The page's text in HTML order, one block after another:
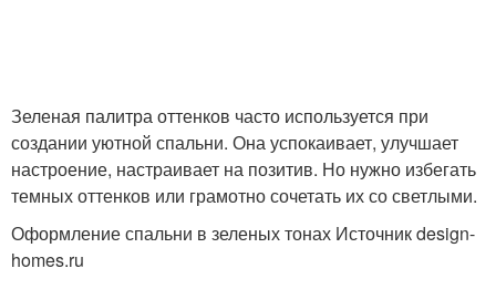
Зеленая палитра оттенков часто используется при
создании уютной спальни. Она успокаивает, улучшает
настроение, настраивает на позитив. Но нужно избегать
темных оттенков или грамотно сочетать их со светлыми.
Оформление спальни в зеленых тонах Источник design-
homes.ru